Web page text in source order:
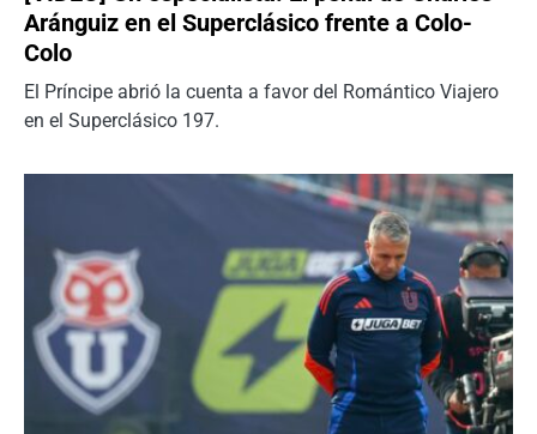
Aránguiz en el Superclásico frente a Colo-
Colo
El Príncipe abrió la cuenta a favor del Romántico Viajero
en el Superclásico 197.